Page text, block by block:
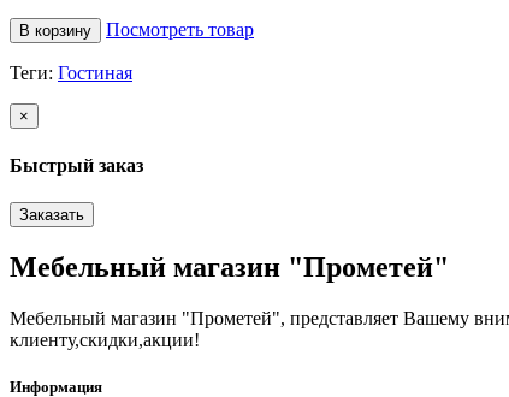
В корзину Посмотреть товар
Теги: Гостиная
×
Быстрый заказ
Заказать
Мебельный магазин "Прометей"
Мебельный магазин "Прометей", представляет Вашему
клиенту,скидки,акции!
Информация